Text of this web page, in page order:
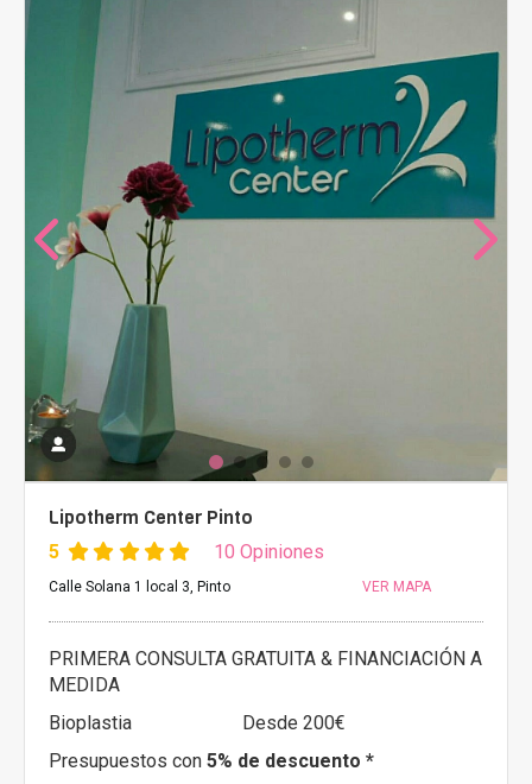
Lipotherm Center Pinto
5 10 Opiniones
Calle Solana 1 local 3, Pinto VER MAPA
PRIMERA CONSULTA GRATUITA & FINANCIACIÓN A
MEDIDA
Bioplastia
Desde 200€
Presupuestos con 5% de descuento *